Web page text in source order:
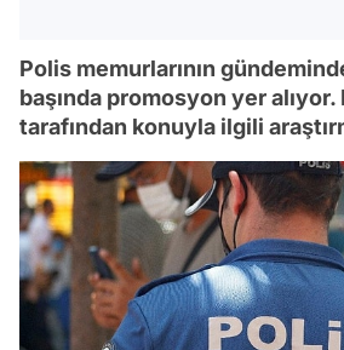
Polis memurlarının
başında promosyon yer alıyor.
tarafından konuyla ilgili